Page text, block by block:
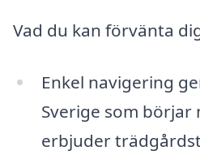
Vad du kan förvänta
Enkel navigering
Sverige som börjar
erbjuder